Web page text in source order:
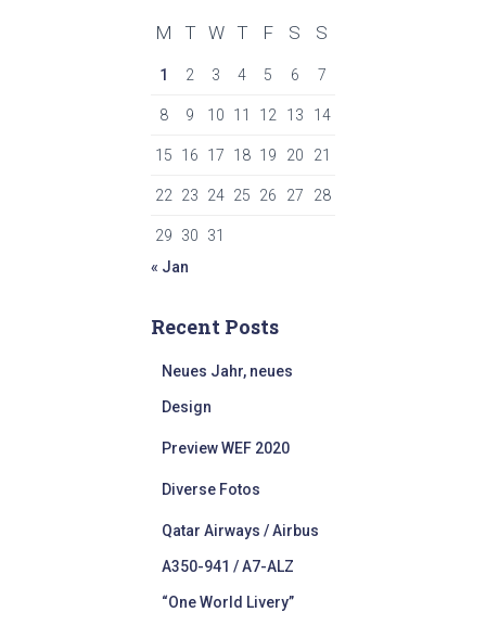
M T W T F S S
1 2 3 4 5 6 7
8 9 10 11 12 13 14
15 16 17 18 19 20 21
22 23 24 25 26 27 28
29 30
31
« Jan
Recent Posts
Neues Jahr, neues
Design
Preview WEF 2020
Diverse Fotos
Qatar Airways / Airbus
A350-941 / A7-ALZ
“One World Livery”